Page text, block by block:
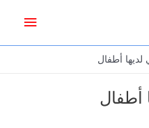
لديها أطفال
أطفال